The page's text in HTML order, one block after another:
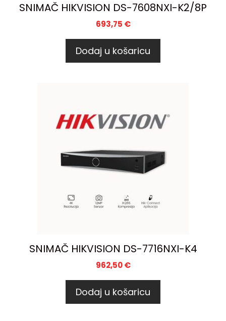
SNIMAČ HIKVISION DS-7608NXI-K2/8P
693,75 €
Dodaj u košaricu
SNIMAČ HIKVISION DS-7716NXI-K4
962,50€
Dodaj u košaricu